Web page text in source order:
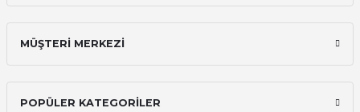
MÜŞTERİ MERKEZİ
POPÜLER KATEGORİLER